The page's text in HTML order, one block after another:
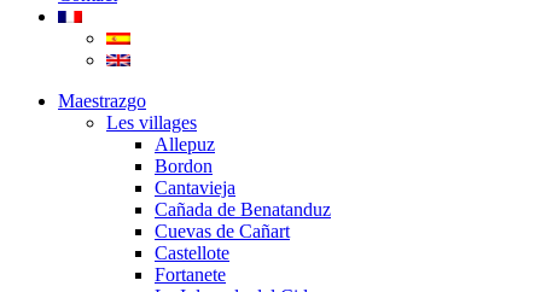
Maestrazgo
Les villages
Allepuz
Bordon
Cantavieja
Cañada de Benatanduz
Cuevas de Cañart
Castellote
Fortanete